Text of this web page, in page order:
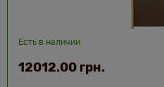
Есть в наличии
12012.00 грн.